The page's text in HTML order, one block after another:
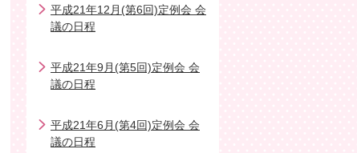
平成21年12月(第6回)定例会 会
議の日程
平成21年9月(第5回)定例会 会
議の日程
平成21年6月(第4回)定例会 会
議の日程